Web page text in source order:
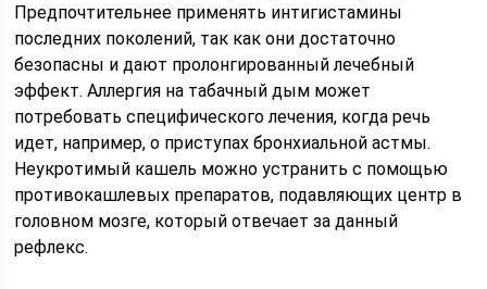
Предпочтительнее применять интигистамины
последних поколений, так как они достаточно
безопасны и дают пролонгированный лечебный
эффект. Аллергия на табачный дым может
потребовать специфического лечения, когда речь
идет, например, о приступах бронхиальной астмы.
Неукротимый кашель можно устранить с помощью
противокашлевых препаратов, подавляющих центр в
головном мозге, который отвечает за данный
рефлекс.